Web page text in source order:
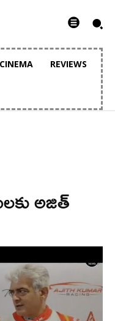
CINEMA REVIEWS
అజిత్